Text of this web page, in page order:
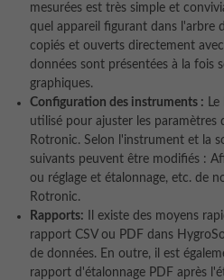
mesurées est très simple et
quel appareil figurant dans l'arbre
copiés et ouverts directement
données sont présentées à la fois
graphiques.
Configuration des instruments :
utilisé pour ajuster les paramètres
Rotronic. Selon l'instrument et la
suivants peuvent être modifiés :
ou réglage et étalonnage, etc. de
Rotronic.
Rapports: Il existe des moyens
rapport CSV ou PDF dans
de données. En outre, il est
rapport d'étalonnage PDF après